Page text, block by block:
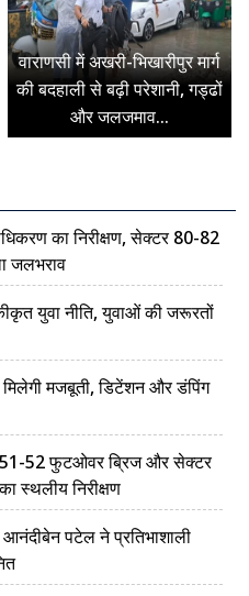
वाराणसी में अखरी-भिखारीपुर मार्ग
की बदहाली से बढ़ी परेशानी, गड्ढों
और जलजमाव...
का निरीक्षण, सेक्टर 80-82
जलभराव
युवा नीति, युवाओं की जरूरतों
मिलेगी मजबूती, डिटेंशन और डंपिंग
51-52 फुटओवर ब्रिज और सेक्टर
स्थलीय निरीक्षण
आनंदीबेन पटेल ने प्रतिभाशाली